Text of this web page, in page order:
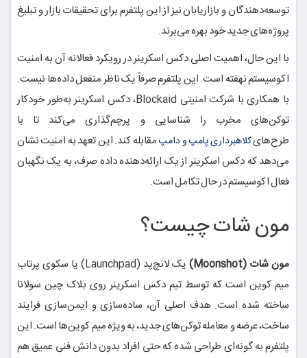
توسعه‌دهندگان و بازاریابان نیز از این پلتفرم برای تحقیقات بازار و تبلیغ
پروژه‌های جدید خود بهره می‌برند.
با این حال، اهمیت اصلی دکس اسکرینر در رویکرد فعالانه آن به امنیت
اکوسیستم نهفته است. این پلتفرم صرفاً یک ناظر منفعل داده‌ها نیست.
با همکاری با شرکت امنیتی Blockaid، دکس اسکرینر به‌طور خودکار
توکن‌های مخرب را شناسایی و پرچم‌گذاری می‌کند تا با
طرح‌هایکلاهبرداری پامپ و دامپمقابله کند. این تعهد به امنیت نشان
می‌دهد که دکس اسکرینر از یک ارائه‌دهنده داده صرف، به یک نگهبان
فعال اکوسیستم در حال تکامل است.
مون شات چیست؟
مون شات (Moonshot)
یک لانچ‌پد (Launchpad) یا سکوی پرتاب
میم کوین است که توسط تیم دکس اسکرینر روی بلاک چین سولانا
ساخته شده است. هدف اصلی آن، ساده‌سازی و ایمن‌سازی فرایند
ساخت، عرضه و معامله توکن‌های جدید، به ویژه میم کوین‌ها است. این
پلتفرم به گونه‌ای طراحی شده که حتی افراد بدون دانش فنی عمیق هم